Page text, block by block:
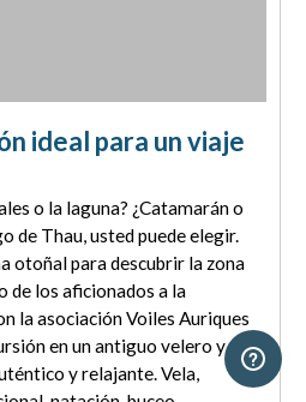
ideal para un viaje
o la laguna? ¿Catamarán o
de Thau, usted puede elegir.
otoñal para descubrir la zona
de los aficionados a la
la asociación Voiles Auriques
en un antiguo velero y
y relajante. Vela,